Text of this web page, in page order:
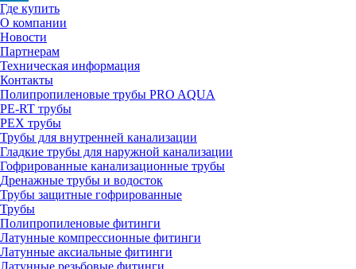
Где купить
О компании
Новости
Партнерам
Техническая информация
Контакты
Полипропиленовые трубы PRO AQUA
PE-RT трубы
PEX трубы
Трубы для внутренней канализации
Гладкие трубы для наружной канализации
Гофрированные канализационные трубы
Дренажные трубы и водосток
Трубы защитные гофрированные
Трубы
Полипропиленовые фитинги
Латунные компрессионные фитинги
Латунные аксиальные фитинги
Латунные резьбовые фитинги